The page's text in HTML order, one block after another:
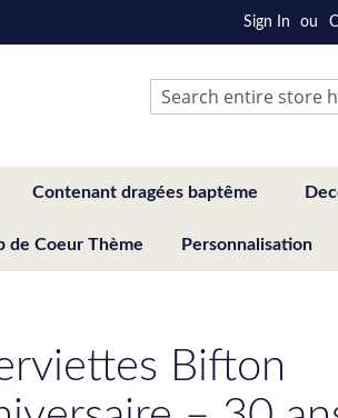
Sign In
Search
Contenant dragées baptême
de Coeur Thème Personnalisation
Bifton